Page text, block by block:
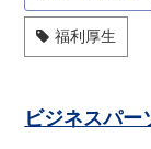
福利厚生
ビジネスパー